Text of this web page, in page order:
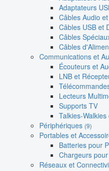
Adaptateurs
Câbles Audio
Câbles USB et
Câbles
Câbles
Communications et
Écouteurs et
LNB et
Lecteurs
Supports TV
Talkies-Walkies
Périphériques (9)
Portables et
Batteries pour
Chargeurs
Réseaux et